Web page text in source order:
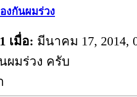
งกันผมร่วง
เมื่อ: มีนาคม 17, 2014,
ผมร่วง ครับ